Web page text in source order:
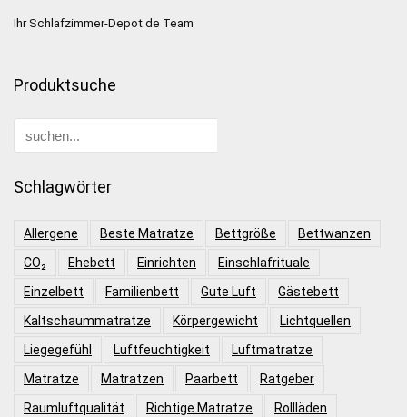
Ihr Schlafzimmer-Depot.de Team
Produktsuche
Schlagwörter
Allergene Beste Matratze Bettgröße
Bettwanzen
CO₂
Ehebett Einrichten
Einschlafrituale
Einzelbett
Familienbett Gute Luft
Gästebett
Kaltschaummatratze
Körpergewicht
Lichtquellen
Liegegefühl
Luftfeuchtigkeit
Luftmatratze
Matratze
Matratzen Paarbett
Ratgeber
Raumluftqualität
Richtige Matratze
Rollläden